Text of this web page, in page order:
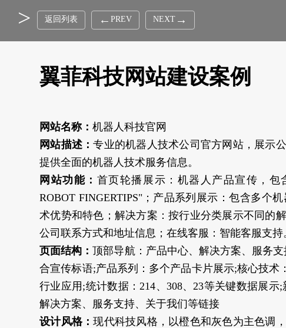
返回列表 PREV NEXT
翼菲科技网站建设案例
网站名称：机器人科技官网
网站描述：专业的机器人技术公司官方网站，展示
提供全面的机器人技术服务信息。
网站功能： 首页轮播展示：机器人产品宣传，包
ROBOT FINGERTIPS"；产品系列展示：包含多个
术优势和特色；解决方案：按行业分类展示不同的
公司联系方式和地址信息；在线客服：智能客服支持
页面结构：顶部导航：产品中心、解决方案、服务
合宣传标语;产品系列：多个产品卡片展示;核心技
行业应用;统计数据：214、308、23等关键数据展
解决方案、服务支持、关于我们等链接
设计风格：现代科技风格，以橙色和灰色为主色调